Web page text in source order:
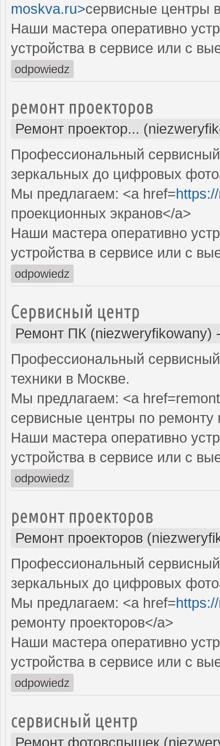
moskva.ru>сервисные центры
Наши мастера оперативно
устройства в сервисе или с
odpowiedz
ремонт проекторов
Ремонт проектор...
Профессиональный
зеркальных до цифровых
Мы предлагаем: <a href=
проекционных экранов</a>
Наши мастера оперативно
устройства в сервисе или с
odpowiedz
Сервисный центр
Ремонт ПК (niezweryfikowany)
Профессиональный
техники в Москве.
Мы предлагаем: <a
сервисные центры по ремонту
Наши мастера оперативно
устройства в сервисе или с
odpowiedz
ремонт проекторов
Ремонт проекторов
Профессиональный
зеркальных до цифровых
Мы предлагаем: <a href=
ремонту проекторов</a>
Наши мастера оперативно
устройства в сервисе или с
odpowiedz
сервисный центр
Ремонт фотовспышек